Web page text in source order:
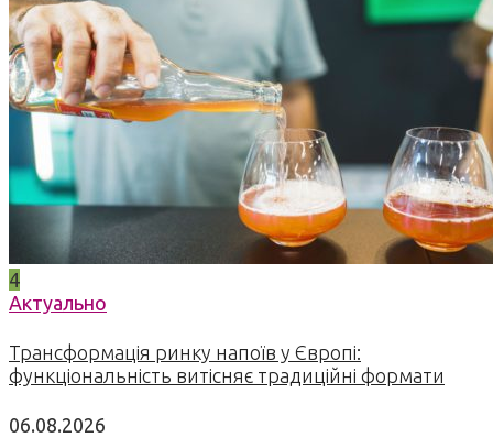
4
Актуально
Трансформація ринку напоїв у Європі:
функціональність витісняє традиційні формати
06.08.2026